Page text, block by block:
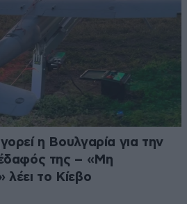
η Βουλγαρία για την
της – «Μη
λέει το Κίεβο